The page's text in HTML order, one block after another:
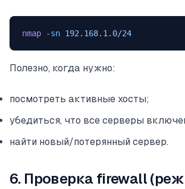
nmap -sn 192.168.1.0/24
Полезно, когда нужно:
посмотреть активные хосты;
убедиться, что все серверы
найти новый/потерянный сервер.
6. Проверка firewall